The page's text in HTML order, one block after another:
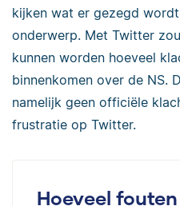
kijken wat er gezegd
onderwerp. Met Twitter
kunnen worden hoeveel
binnenkomen over de NS.
namelijk geen officiële
frustratie op Twitter.
Hoeveel